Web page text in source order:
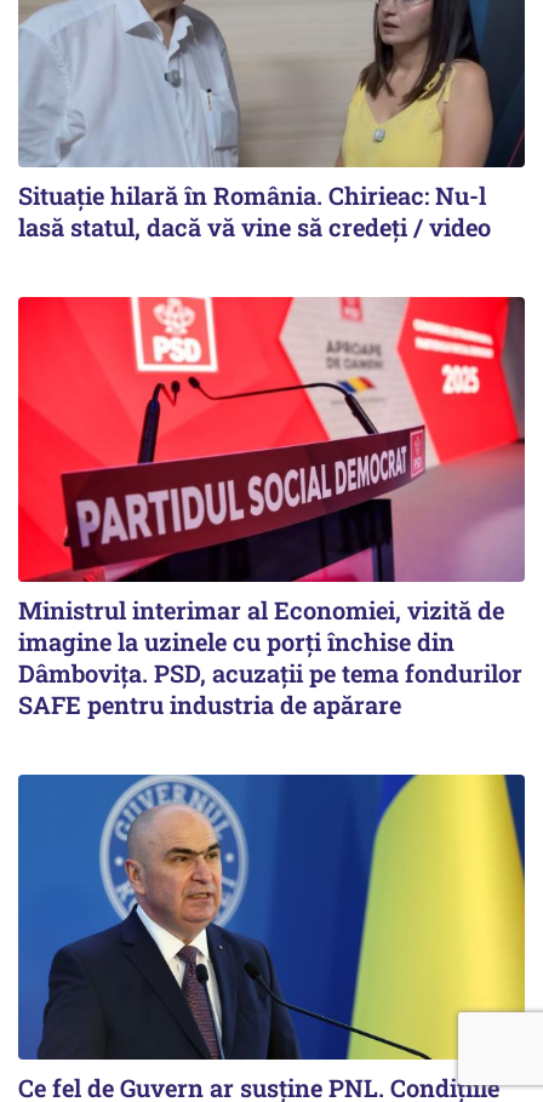
Situație hilară în România. Chirieac: Nu-l
lasă statul, dacă vă vine să credeți / video
Ministrul interimar al Economiei, vizită de
imagine la uzinele cu porți închise din
Dâmbovița. PSD, acuzații pe tema fondurilor
SAFE pentru industria de apărare
Ce fel de Guvern ar susține PNL. Condițiile